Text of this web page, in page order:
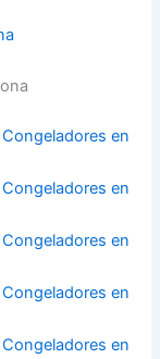
en
en
en
en
en